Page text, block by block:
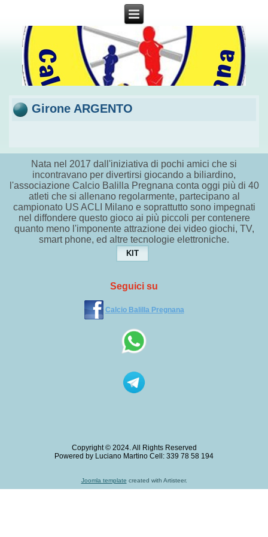
Girone ARGENTO
Nata nel 2017 dall'iniziativa di pochi amici che si
incontravano per divertirsi giocando a biliardino,
l'associazione Calcio Balilla Pregnana conta oggi più di 40
atleti che si allenano regolarmente, partecipano al
campionato US ACLI Milano e soprattutto sono impegnati
nel diffondere questo gioco ai più piccoli per contenere
quanto meno l'imponente attrazione dei video giochi, TV,
smart phone, ed altre tecnologie elettroniche.
KIT
Seguici su
Calcio Balilla Pregnana
Copyright © 2024. All Rights Reserved
Powered by Luciano Martino Cell: 339 78 58 194
Joomla template created with Artisteer.